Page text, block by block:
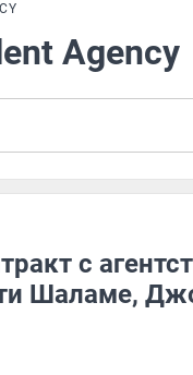
Agency
с
Шаламе,